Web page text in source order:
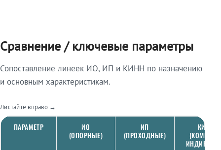
Сравнение / ключевые параметры
Сопоставление линеек ИО, ИП и КИНН по назначению
и основным характеристикам.
Листайте вправо →
ПАРАМЕТР
ИО
(ОПОРНЫЕ)
ИП
(ПРОХОДНЫЕ)
КИНН